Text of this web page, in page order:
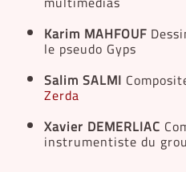
Karim MAHFOUF
le pseudo Gyps
Salim SALMI
Zerda
Xavier DEMERLIAC
instrumentiste du